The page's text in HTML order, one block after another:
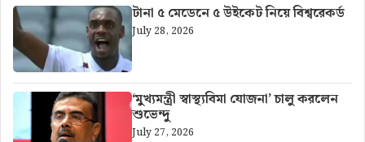
টানা ৫ মেডেনে ৫ উইকেট নিয়ে বিশ্বরেকর্ড
July 28, 2026
‘মুখ্যমন্ত্রী স্বাস্থ্যবিমা যোজনা’ চালু করলেন
শুভেন্দু
July 27, 2026